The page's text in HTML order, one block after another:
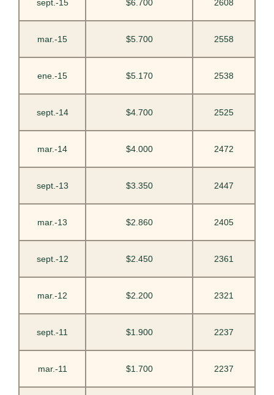
sept.-15 $6.700 2608
mar.-15 $5.700 2558
ene.-15 $5.170 2538
sept.-14 $4.700 2525
mar.-14 $4.000 2472
sept.-13 $3.350 2447
mar.-13 $2.860 2405
sept.-12 $2.450 2361
mar.-12 $2.200 2321
sept.-11 $1.900 2237
mar.-11 $1.700 2237